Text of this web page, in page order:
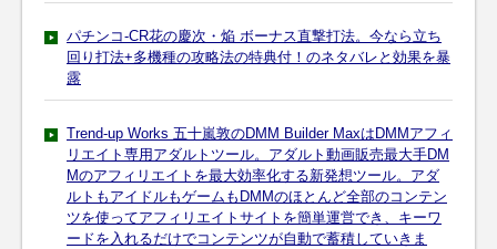
パチンコ-CR花の慶次・焔 ボーナス直撃打法。今なら立ち
回り打法+多機種の攻略法の特典付！のネタバレと効果を暴
露
Trend-up Works 五十嵐敦のDMM Builder MaxはDMMアフィ
リエイト専用アダルトツール。アダルト動画販売最大手DM
Mのアフィリエイトを最大効率化する新発想ツール。アダ
ルトもアイドルもゲームもDMMのほとんど全部のコンテン
ツを使ってアフィリエイトサイトを簡単運営でき、キーワ
ードを入れるだけでコンテンツが自動で蓄積していきま